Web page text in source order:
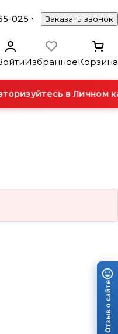
025 Заказать звонок
ИзбранноеКорзина
в Личном
Отзыв о сайте